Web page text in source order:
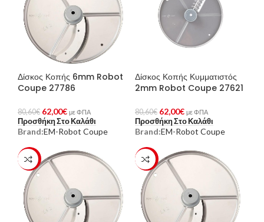
Δίσκος Κοπής 6mm Robot
Coupe 27786
80,60€ 62,00€ με ΦΠΑ
Προσθήκη Στο Καλάθι
Brand:EM-Robot Coupe
Δίσκος Κοπής Κυμματιστός
2mm Robot Coupe 27621
80,60€ 62,00€ με ΦΠΑ
Προσθήκη Στο Καλάθι
Brand:EM-Robot Coupe
-23% -23%